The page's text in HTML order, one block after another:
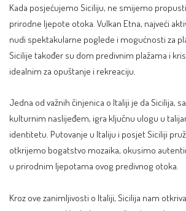
Kada posjećujemo Siciliju, ne smijemo
prirodne ljepote otoka. Vulkan Etna, najveći
nudi spektakularne poglede i mogućnosti za
Sicilije također su dom predivnim plažama i
idealnim za opuštanje i rekreaciju.
Jedna od važnih činjenica o Italiji je da Sicilija,
kulturnim naslijeđem, igra ključnu ulogu u
identitetu. Putovanje u Italiju i posjet Siciliji
otkrijemo bogatstvo mozaika, okusimo
u prirodnim ljepotama ovog predivnog otoka.
Kroz ove zanimljivosti o Italiji, Sicilija nam